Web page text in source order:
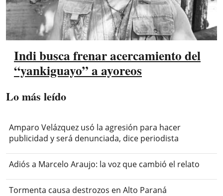
Indi busca frenar acercamiento del
“yankiguayo” a ayoreos
Lo más leído
Amparo Velázquez usó la agresión para hacer
publicidad y será denunciada, dice periodista
Adiós a Marcelo Araujo: la voz que cambió el relato
Tormenta causa destrozos en Alto Paraná